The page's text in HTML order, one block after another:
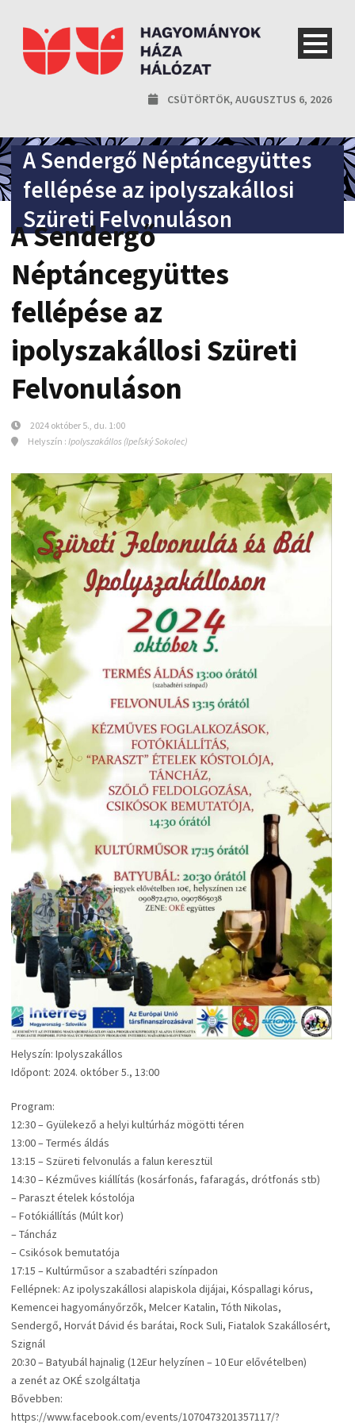
CSÜTÖRTÖK, AUGUSZTUS 6, 2026
A Sendergő Néptáncegyüttes
fellépése az ipolyszakállosi
Szüreti Felvonuláson
A Sendergő
Néptáncegyüttes
fellépése az
ipolyszakállosi Szüreti
Felvonuláson
2024 október 5., du. 1:00
Helyszín : Ipolyszakállos (Ipeľský Sokolec)
Helyszín: Ipolyszakállos
Időpont: 2024. október 5., 13:00
Program:
12:30 – Gyülekező a helyi kultúrház mögötti téren
13:00 – Termés áldás
13:15 – Szüreti felvonulás a falun keresztül
14:30 – Kézműves kiállítás (kosárfonás, fafaragás, drótfonás stb)
– Paraszt ételek kóstolója
– Fotókiállítás (Múlt kor)
– Táncház
– Csikósok bemutatója
17:15 – Kultúrműsor a szabadtéri színpadon
Fellépnek: Az ipolyszakállosi alapiskola dijájai, Kóspallagi kórus,
Kemencei hagyományőrzők, Melcer Katalin, Tóth Nikolas,
Sendergő, Horvát Dávid és barátai, Rock Suli, Fiatalok Szakállosért,
Szignál
20:30 – Batyubál hajnalig (12Eur helyzínen – 10 Eur elővételben)
a zenét az OKÉ szolgáltatja
Bővebben:
https://www.facebook.com/events/1070473201357117/?